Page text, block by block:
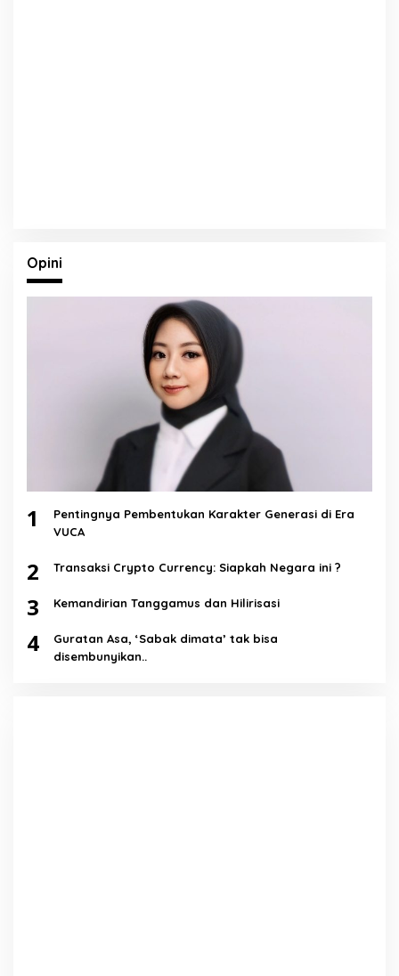
Opini
1
Pentingnya Pembentukan Karakter Generasi di Era
VUCA
2 Transaksi Crypto Currency: Siapkah Negara ini ?
3 Kemandirian Tanggamus dan Hilirisasi
4
Guratan Asa, ‘Sabak dimata’ tak bisa
disembunyikan..